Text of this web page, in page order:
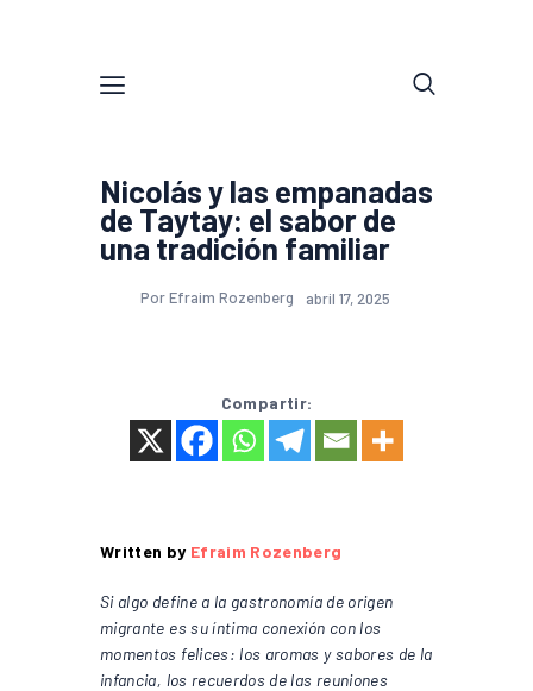
Nicolás y las empanadas
de Taytay: el sabor de
una tradición familiar
Por Efraim Rozenberg abril 17, 2025
Compartir:
Written by Efraim Rozenberg
Si algo define a la gastronomía de origen
migrante es su íntima conexión con los
momentos felices: los aromas y sabores de la
infancia, los recuerdos de las reuniones